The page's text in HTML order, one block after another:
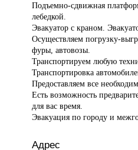
Подъемно-сдвижная
лебедкой.
Эвакуатор с краном.
Осуществляем погрузку-
фуры, автовозы.
Транспортируем любую
Транспортировка
Предоставляем все
Есть возможность
для вас время.
Эвакуация по городу и
Адрес